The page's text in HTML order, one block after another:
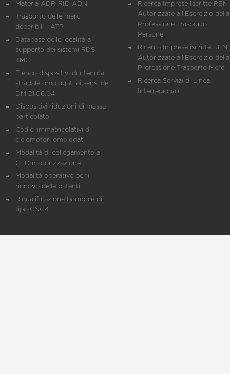
Materia ADR-RID-ADN
Trasporto delle merci
deperibili - ATP
Database delle località a
supporto dei sistemi RDS
TMC
Elenco dispositivi di ritenuta
stradale omologati ai sensi del
DM 21.06.04
Dispositivi riduzioni di massa
particolato
Codici immatricolativi di
ciclomotori omologati
Modalità di collegamento al
CED motorizzazione
Modalità operative per il
rinnovo delle patenti
Riqualificazione bombole di
tipo CNG4
Ricerca Imprese Iscritte REN
Autorizzate all'Esercizio della
Professione Trasporto
Persone
Ricerca Imprese iscritte REN
Autorizzate all'Esercizio della
Professione Trasporto Merci
Ricerca Servizi di Linea
Interregionali